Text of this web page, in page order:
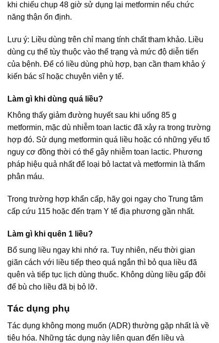
khi chiếu chụp 48 giờ sử dụng lại metformin nếu chức
năng thận ổn định.
Lưu ý: Liều dùng trên chỉ mang tính chất tham khảo. Liều
dùng cụ thể tùy thuộc vào thể trạng và mức độ diễn tiến
của bệnh. Để có liều dùng phù hợp, bạn cần tham khảo ý
kiến bác sĩ hoặc chuyên viên y tế.
Làm gì khi dùng quá liều?
Không thấy giảm đường huyết sau khi uống 85 g
metformin, mặc dù nhiễm toan lactic đã xảy ra trong trường
hợp đó. Sử dụng metformin quá liều hoặc có những yếu tố
nguy cơ đồng thời có thể gây nhiễm toan lactic. Phương
pháp hiệu quả nhất để loại bỏ lactat và metformin là thẩm
phân máu.
Trong trường hợp khẩn cấp, hãy gọi ngay cho Trung tâm
cấp cứu 115 hoặc đến trạm Y tế địa phương gần nhất.
Làm gì khi quên 1 liều?
Bổ sung liều ngay khi nhớ ra. Tuy nhiên, nếu thời gian
giãn cách với liều tiếp theo quá ngắn thì bỏ qua liều đã
quên và tiếp tục lịch dùng thuốc. Không dùng liều gấp đôi
để bù cho liều đã bị bỏ lỡ.
Tác dụng phụ
Tác dụng không mong muốn (ADR) thường gặp nhất là về
tiêu hóa. Những tác dụng này liên quan đến liều và